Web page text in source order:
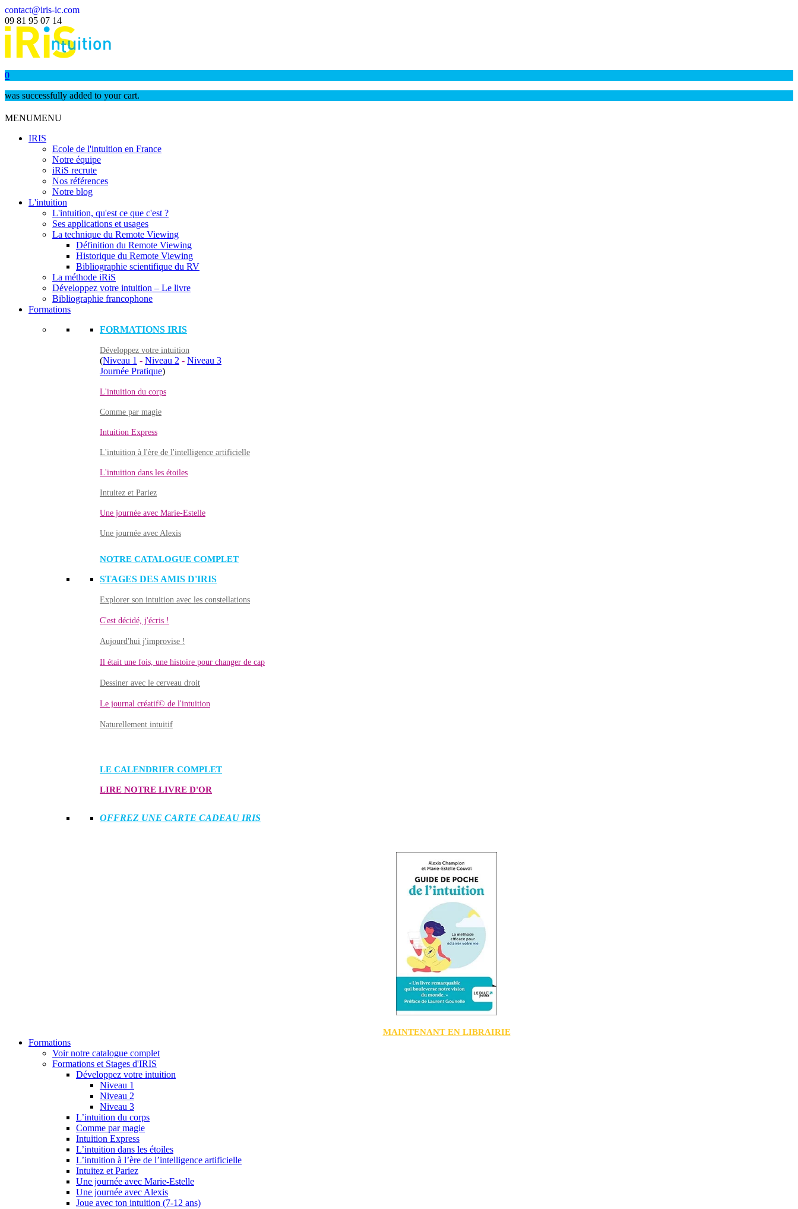
contact@iris-ic.com
09 81 95 07 14
0
was successfully added to your cart.
MENUMENU
IRIS
Ecole de l'intuition en France
Notre équipe
iRiS recrute
Nos références
Notre blog
L'intuition
L'intuition, qu'est ce que c'est ?
Ses applications et usages
La technique du Remote Viewing
Définition du Remote Viewing
Historique du Remote Viewing
Bibliographie scientifique du RV
La méthode iRiS
Développez votre intuition – Le livre
Bibliographie francophone
Formations
FORMATIONS IRIS
Développez votre intuition
(Niveau 1 - Niveau 2 - Niveau 3
Journée Pratique)
L'intuition du corps
Comme par magie
Intuition Express
L'intuition à l'ère de l'intelligence artificielle
L'intuition dans les étoiles
Intuitez et Pariez
Une journée avec Marie-Estelle
Une journée avec Alexis
NOTRE CATALOGUE COMPLET
STAGES DES AMIS D'IRIS
Explorer son intuition avec les constellations
C'est décidé, j'écris !
Aujourd'hui j'improvise !
Il était une fois, une histoire pour changer de cap
Dessiner avec le cerveau droit
Le journal créatif© de l'intuition
Naturellement intuitif
LE CALENDRIER COMPLET
LIRE NOTRE LIVRE D'OR
OFFREZ UNE CARTE CADEAU IRIS
MAINTENANT EN LIBRAIRIE
Formations
Voir notre catalogue complet
Formations et Stages d'IRIS
Développez votre intuition
Niveau 1
Niveau 2
Niveau 3
L’intuition du corps
Comme par magie
Intuition Express
L’intuition dans les étoiles
L’intuition à l’ère de l’intelligence artificielle
Intuitez et Pariez
Une journée avec Marie-Estelle
Une journée avec Alexis
Joue avec ton intuition (7-12 ans)